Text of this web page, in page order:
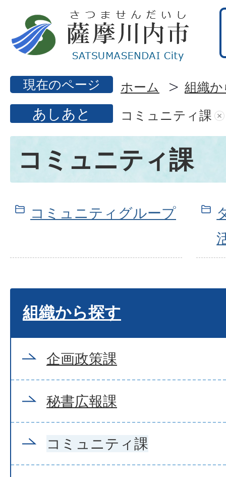
現在のページ ホーム 組織
あしあと コミュニティ課
コミュニティ課
コミュニティグループ
組織から探す
企画政策課
秘書広報課
コミュニティ課